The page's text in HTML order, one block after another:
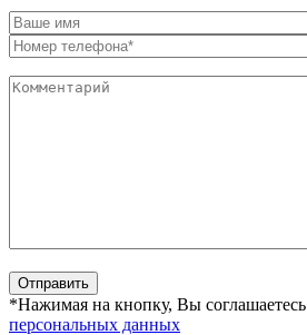
*Нажимая на кнопку, Вы соглашаетесь
персональных данных